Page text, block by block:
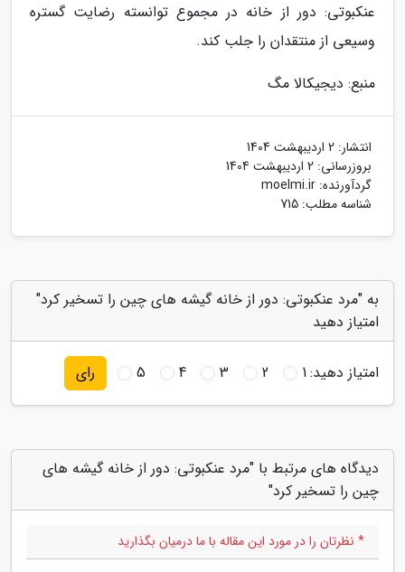
عنکبوتی: دور از خانه در مجموع توانسته رضایت گستره
وسیعی از منتقدان را جلب کند.
منبع: دیجیکالا مگ
انتشار: 2 اردیبهشت 1404
بروزرسانی: 2 اردیبهشت 1404
گردآورنده: moelmi.ir
شناسه مطلب: 715
به "مرد عنکبوتی: دور از خانه گیشه های چین را تسخیر کرد"
امتیاز دهید
امتیاز دهید:1
2
3
4
5 رای
دیدگاه های مرتبط با "مرد عنکبوتی: دور از خانه گیشه های
چین را تسخیر کرد"
* نظرتان را در مورد این مقاله با ما درمیان بگذارید